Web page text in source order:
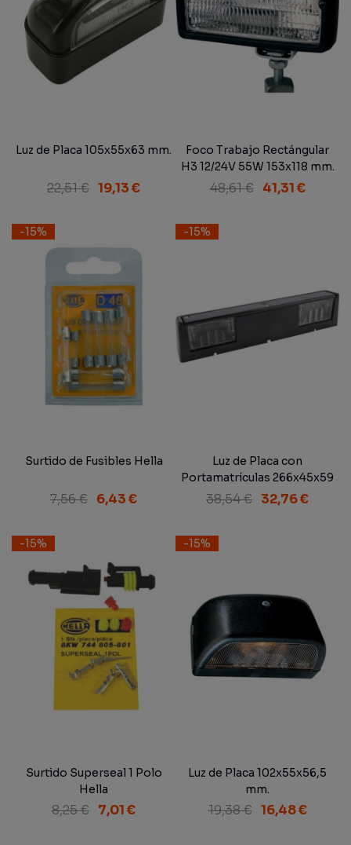
Luz de Placa 105x55x63 mm.
22,51 € 19,13 €
Foco Trabajo Rectángular
H3 12/24V 55W 153x118 mm.
48,61 € 41,31 €
-15%
Surtido de Fusibles Hella
7,56 € 6,43 €
-15%
Luz de Placa con
Portamatrículas 266x45x59
mm.
38,54 € 32,76 €
-15%
Surtido Superseal 1 Polo
Hella
8,25 € 7,01 €
-15%
Luz de Placa 102x55x56,5
mm.
19,38 € 16,48 €